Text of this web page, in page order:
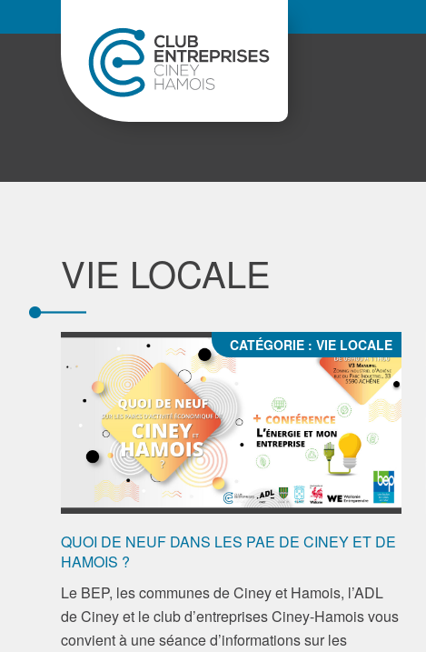
VIE LOCALE
QUOI DE NEUF DANS LES PAE DE CINEY ET DE
HAMOIS ?
Le BEP, les communes de Ciney et Hamois, l’ADL
de Ciney et le club d’entreprises Ciney-Hamois vous
convient à une séance d’informations sur les
CATÉGORIE :VIE LOCALE